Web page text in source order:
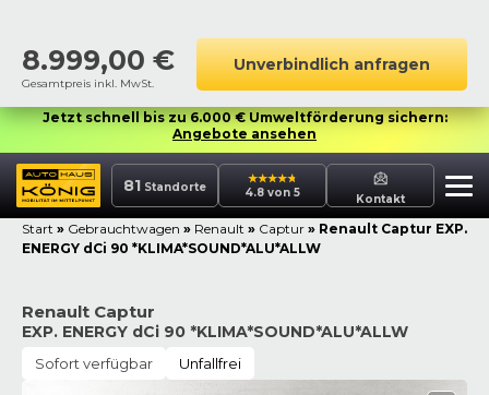
8.999,00 €
Gesamtpreis inkl. MwSt.
Unverbindlich anfragen
Jetzt schnell bis zu 6.000 € Umweltförderung sichern:
Angebote ansehen
81 Standorte 4.8 von 5 Kontakt
Start » Gebrauchtwagen » Renault » Captur » Renault Captur EXP.
ENERGY dCi 90 *KLIMA*SOUND*ALU*ALLW
Renault Captur
EXP. ENERGY dCi 90 *KLIMA*SOUND*ALU*ALLW
Sofort verfügbar Unfallfrei